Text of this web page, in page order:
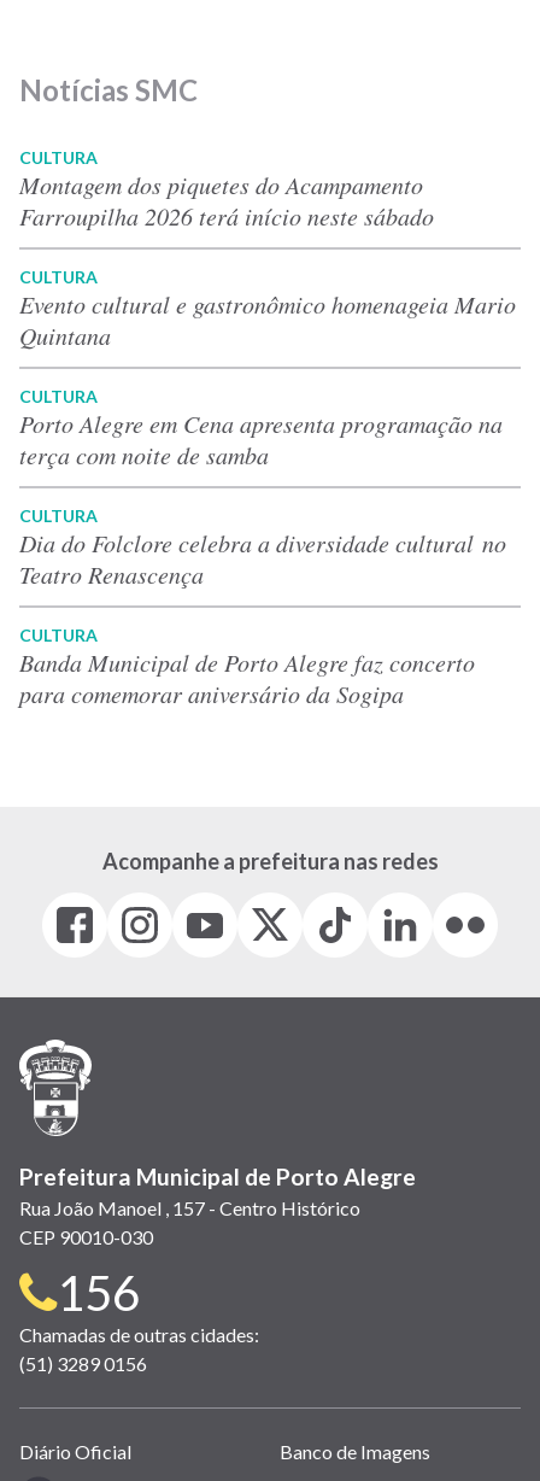
Notícias SMC
CULTURA
Montagem dos piquetes do Acampamento
Farroupilha 2026 terá início neste sábado
CULTURA
Evento cultural e gastronômico homenageia Mario
Quintana
CULTURA
Porto Alegre em Cena apresenta programação na
terça com noite de samba
CULTURA
Dia do Folclore celebra a diversidade cultural no
Teatro Renascença
CULTURA
Banda Municipal de Porto Alegre faz concerto
para comemorar aniversário da Sogipa
Acompanhe a prefeitura nas redes
Facebook
(link
em
janela)
Instagram
(link
em
(link
em
(Antigo
(link
Tiktok
(link
em
LinkedIn
(link
em
(link
em
Prefeitura Municipal de Porto Alegre
Rua João Manoel , 157 - Centro Histórico
CEP 90010-030
Telefone
para
contato:
156
Chamadas de outras cidades:
(51) 3289 0156
Links
Diário Oficial Banco de Imagens